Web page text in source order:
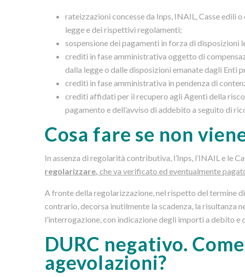
rateizzazioni concesse da Inps, INAIL, Casse edili
legge e dei rispettivi regolamenti;
sospensione dei pagamenti in forza di disposizioni
crediti in fase amministrativa oggetto di
dalla legge o dalle disposizioni emanate dagli Enti
crediti in fase amministrativa in pendenza di
crediti affidati per il recupero agli Agenti della
pagamento e dell’avviso di addebito a seguito di
Cosa fare se non
In assenza di regolarità contributiva, l’Inps, l’INAIL e le
regolarizzare,che va verificato ed eventualmente
A fronte della regolarizzazione, nel rispetto del termine
contrario, decorsa inutilmente la scadenza, la risultanza
l’interrogazione, con indicazione degli importi a debito e
DURC negativo.
agevolazioni?